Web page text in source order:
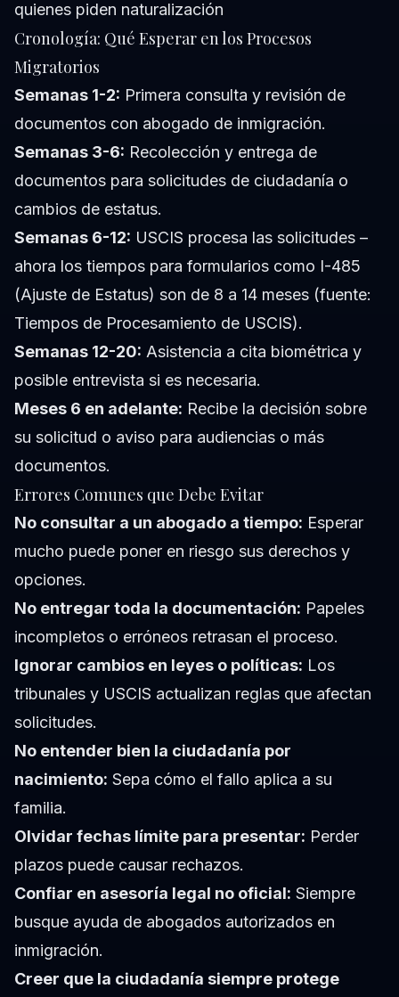
quienes piden naturalización
Cronología: Qué Esperar en los Procesos
Migratorios
Semanas 1-2: Primera consulta y revisión de
documentos con abogado de inmigración.
Semanas 3-6: Recolección y entrega de
documentos para solicitudes de ciudadanía o
cambios de estatus.
Semanas 6-12: USCIS procesa las solicitudes –
ahora los tiempos para formularios como I-485
(Ajuste de Estatus) son de 8 a 14 meses (fuente:
Tiempos de Procesamiento de USCIS).
Semanas 12-20: Asistencia a cita biométrica y
posible entrevista si es necesaria.
Meses 6 en adelante: Recibe la decisión sobre
su solicitud o aviso para audiencias o más
documentos.
Errores Comunes que Debe Evitar
No consultar a un abogado a tiempo: Esperar
mucho puede poner en riesgo sus derechos y
opciones.
No entregar toda la documentación: Papeles
incompletos o erróneos retrasan el proceso.
Ignorar cambios en leyes o políticas: Los
tribunales y USCIS actualizan reglas que afectan
solicitudes.
No entender bien la ciudadanía por
nacimiento: Sepa cómo el fallo aplica a su
familia.
Olvidar fechas límite para presentar: Perder
plazos puede causar rechazos.
Confiar en asesoría legal no oficial: Siempre
busque ayuda de abogados autorizados en
inmigración.
Creer que la ciudadanía siempre protege